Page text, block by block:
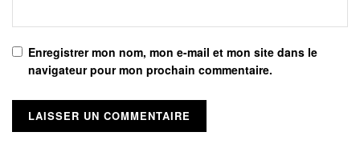
Enregistrer mon nom, mon e-mail et mon site dans le
navigateur pour mon prochain commentaire.